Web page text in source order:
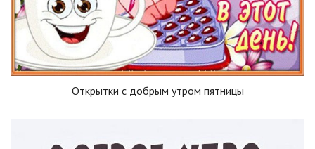
Открытки с добрым утром пятницы